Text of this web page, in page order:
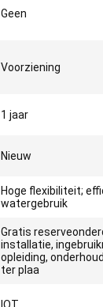
Geen
Voorziening
1 jaar
Nieuw
Hoge flexibiliteit;
watergebruik
Gratis
installatie,
opleiding,
ter plaa